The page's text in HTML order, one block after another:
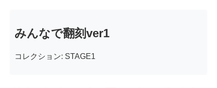
みんなで翻刻ver1
コレクション: STAGE1